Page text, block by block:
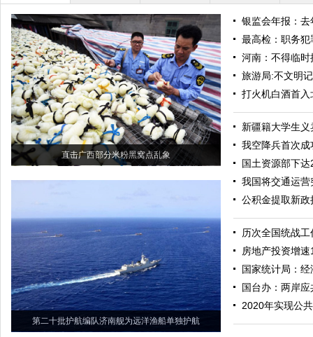
直击广西部分米粉黑窝点乱象
第二十批护航编队济南舰为远洋渔船单独护航
银监会年报：
最高检：职务
河南：不得临
旅游局:不文明
打火机白酒首
新疆籍大学生
我空降兵首次
国土资源部下
我国将交通运
公积金提取新
历次全国统战
房地产投资增
国家统计局：
国台办：两岸
2020年实现公